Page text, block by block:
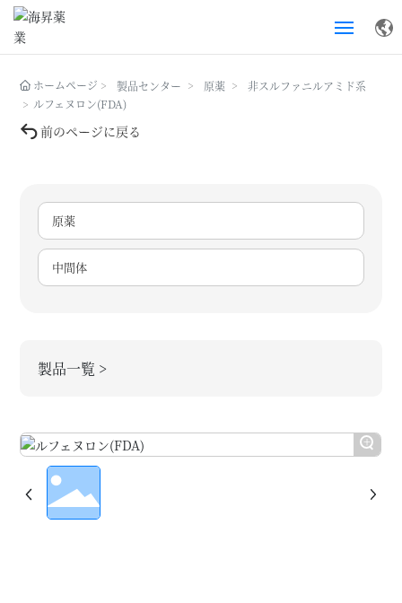
ホームページ
製品センター
研究開発と品質管理
サービスサポート
お問い合わせ
ホームページ 製品センター 原薬
非スルファニルアミド系
ルフェヌロン(FDA)
前のページに戻る
原薬
中間体
製品一覧 >
+